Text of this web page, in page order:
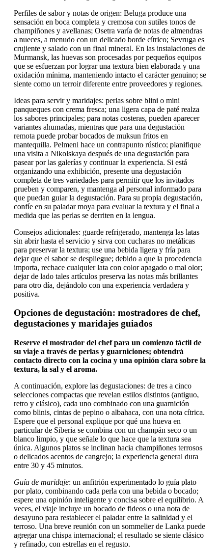
Perfiles de sabor y notas de origen: Beluga produce una
sensación en boca completa y cremosa con sutiles tonos de
champiñones y avellanas; Osetra varía de notas de almendras
a nueces, a menudo con un delicado borde cítrico; Sevruga es
crujiente y salado con un final mineral. En las instalaciones de
Murmansk, las huevas son procesadas por pequeños equipos
que se esfuerzan por lograr una textura bien elaborada y una
oxidación mínima, manteniendo intacto el carácter genuino; se
siente como un terroir diferente entre proveedores y regiones.
Ideas para servir y maridajes: perlas sobre blini o mini
panqueques con crema fresca; una ligera capa de paté realza
los sabores principales; para notas costeras, pueden aparecer
variantes ahumadas, mientras que para una degustación
remota puede probar bocados de muksun fritos en
mantequilla. Pelmeni hace un contrapunto rústico; planifique
una visita a Nikolskaya después de una degustación para
pasear por las galerías y continuar la experiencia. Si está
organizando una exhibición, presente una degustación
completa de tres variedades para permitir que los invitados
prueben y comparen, y mantenga al personal informado para
que puedan guiar la degustación. Para su propia degustación,
confíe en su paladar moya para evaluar la textura y el final a
medida que las perlas se derriten en la lengua.
Consejos adicionales: guarde refrigerado, mantenga las latas
sin abrir hasta el servicio y sirva con cucharas no metálicas
para preservar la textura; use una bebida ligera y fría para
dejar que el sabor se despliegue; debido a que la procedencia
importa, rechace cualquier lata con color apagado o mal olor;
dejar de lado tales artículos preserva las notas más brillantes
para otro día, dejándolo con una experiencia verdadera y
positiva.
Opciones de degustación: mostradores de chef,
degustaciones y maridajes guiados
Reserve el mostrador del chef para un comienzo táctil de
su viaje a través de perlas y guarniciones; obtendrá
contacto directo con la cocina y una opinión clara sobre la
textura, la sal y el aroma.
A continuación, explore las degustaciones: de tres a cinco
selecciones compactas que revelan estilos distintos (antiguo,
retro y clásico), cada uno combinado con una guarnición
como blinis, cintas de pepino o albahaca, con una nota cítrica.
Espere que el personal explique por qué una hueva en
particular de Siberia se combina con un champán seco o un
blanco limpio, y que señale lo que hace que la textura sea
única. Algunos platos se inclinan hacia champiñones terrosos
o delicados acentos de cangrejo; la experiencia general dura
entre 30 y 45 minutos.
Guía de maridaje: un anfitrión experimentado lo guía plato
por plato, combinando cada perla con una bebida o bocado;
espere una opinión inteligente y concisa sobre el equilibrio. A
veces, el viaje incluye un bocado de fideos o una nota de
desayuno para restablecer el paladar entre la salinidad y el
terroso. Una breve reunión con un sommelier de Lanka puede
agregar una chispa internacional; el resultado se siente clásico
y refinado, con estrellas en el regusto.